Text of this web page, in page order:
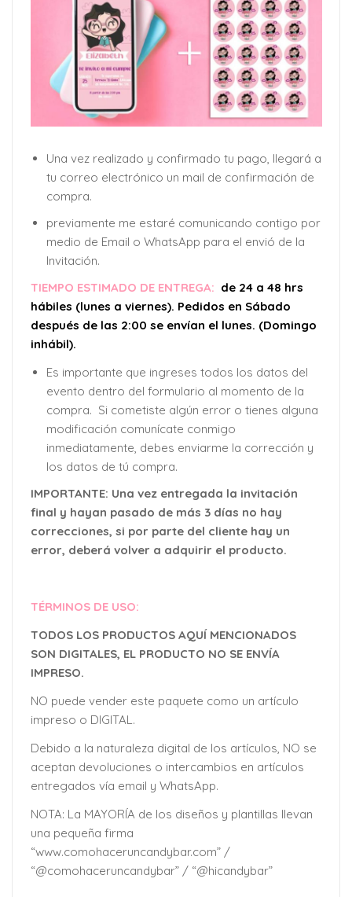
Una vez realizado y confirmado tu pago, llegará a
tu correo electrónico un mail de confirmación de
compra.
previamente me estaré comunicando contigo por
medio de Email o WhatsApp para el envió de la
Invitación.
TIEMPO ESTIMADO DE ENTREGA: de 24 a 48 hrs
hábiles (lunes a viernes). Pedidos en Sábado
después de las 2:00 se envían el lunes. (Domingo
inhábil).
Es importante que ingreses todos los datos del
evento dentro del formulario al momento de la
compra. Si cometiste algún error o tienes alguna
modificación comunícate conmigo
inmediatamente, debes enviarme la corrección y
los datos de tú compra.
IMPORTANTE: Una vez entregada la invitación
final y hayan pasado de más 3 días no hay
correcciones, si por parte del cliente hay un
error, deberá volver a adquirir el producto.
TÉRMINOS DE USO:
TODOS LOS PRODUCTOS AQUÍ MENCIONADOS
SON DIGITALES, EL PRODUCTO NO SE ENVÍA
IMPRESO.
NO puede vender este paquete como un artículo
impreso o DIGITAL.
Debido a la naturaleza digital de los artículos, NO se
aceptan devoluciones o intercambios en artículos
entregados vía email y WhatsApp.
NOTA: La MAYORÍA de los diseños y plantillas llevan
una pequeña firma
“www.comohaceruncandybar.com” /
“@comohaceruncandybar” / “@hicandybar”